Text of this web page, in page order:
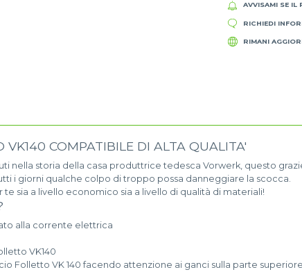
AVVISAMI SE IL
RICHIEDI
RIMANI
COMPATIBILE DI ALTA QUALITA'
nella storia della casa produttrice tedesca Vorwerk, questo
i giorni qualche colpo di troppo possa danneggiare la scocca.
sia a livello economico sia a livello di qualità di materiali!
alla corrente elettrica
VK140
Folletto VK 140 facendo attenzione ai ganci sulla parte